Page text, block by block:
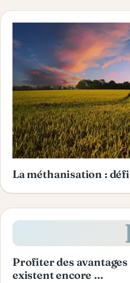
La méthanisation :
Profiter des
existent encore …